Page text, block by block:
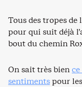
Tous des tropes
pour qui suit déjà
bout du chemin
On sait très bien
sentimentspour